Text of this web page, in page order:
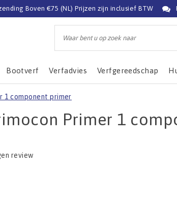
Boven €75 (NL) Prijzen zijn inclusief BTW
Bootverf Verfadvies Verfgereedschap
1 component primer
Primer 1
review